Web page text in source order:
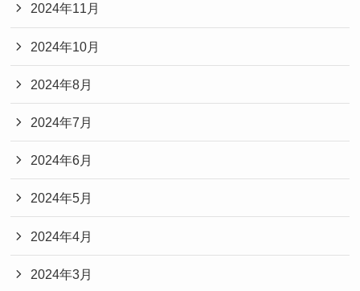
2024年11月
2024年10月
2024年8月
2024年7月
2024年6月
2024年5月
2024年4月
2024年3月